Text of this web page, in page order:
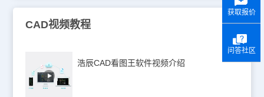
CAD视频教程
浩辰CAD看图王软件视频介绍
获取报价
问答社区